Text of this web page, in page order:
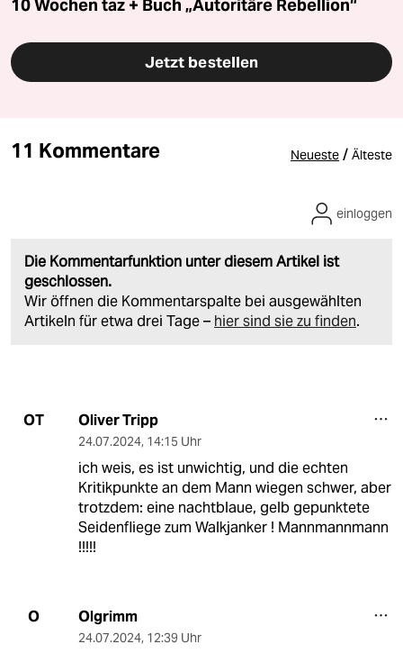
10 Wochen taz + Buch „Autoritäre Rebellion“
Jetzt bestellen
11 Kommentare Neueste / Älteste
Die Kommentarfunktion unter diesem Artikel ist
geschlossen.
Wir öffnen die Kommentarspalte bei ausgewählten
Artikeln für etwa drei Tage – hier sind sie zu finden.
einloggen
OT Oliver Tripp
24.07.2024, 14:15 Uhr
ich weis, es ist unwichtig, und die echten
Kritikpunkte an dem Mann wiegen schwer, aber
trotzdem: eine nachtblaue, gelb gepunktete
Seidenfliege zum Walkjanker ! Mannmannmann
!!!!!
O Olgrimm
24.07.2024, 12:39 Uhr